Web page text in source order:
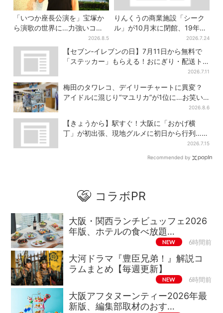
「いつか座長公演を」宝塚か
ら演歌の世界に…力強いコブ
シで聴かせる有沙瞳の目指す
道とは
2026.8.5
りんくうの商業施設「シーク
ル」が10月末に閉館、19年の
歴史に幕…南大阪民に衝撃は
しる
2026.7.24
【セブン‐イレブンの日】7月11日から無料で
「ステッカー」もらえる！おにぎり・配送ト
2026.7.11
梅田のタワレコ、デイリーチャートに異変？
アイドルに混じり“マユリカ”が1位に…お笑い
2026.8.6
【きょうから】駅すぐ！大阪に「おかげ横
丁」が初出張、現地グルメに初日から行列…お
2026.7.15
Recommended by
コラボPR
大阪・関西ランチビュッフェ2026
年版、ホテルの食べ放題…
NEW 6時間前
大河ドラマ『豊臣兄弟！』解説コ
ラムまとめ【毎週更新】
NEW 6時間前
大阪アフタヌーンティー2026年最
新版、編集部取材のおす…